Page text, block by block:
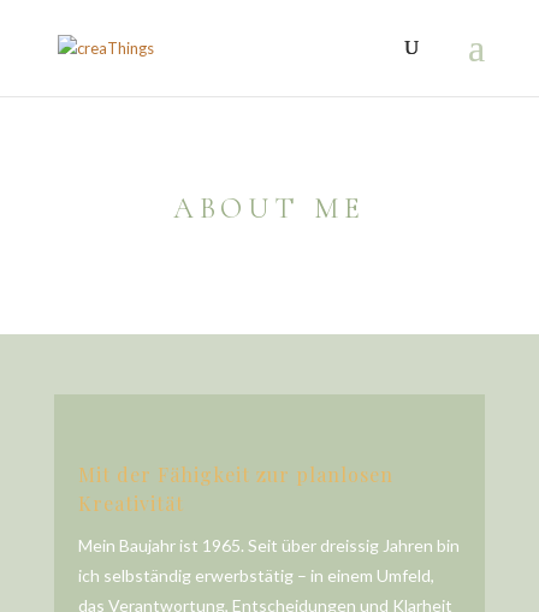
ABOUT ME
Mit der Fähigkeit zur planlosen
Kreativität
Mein Baujahr ist 1965. Seit über dreissig Jahren bin
ich selbständig erwerbstätig – in einem Umfeld,
das Verantwortung, Entscheidungen und Klarheit